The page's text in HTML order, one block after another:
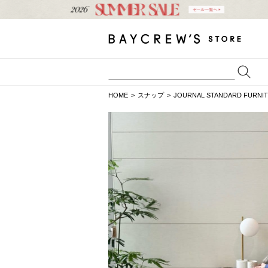
HOME スナップ JOURNAL STANDARD